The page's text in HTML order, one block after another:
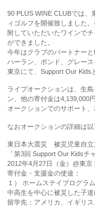
90 PLUS WINE CLUBでは
ィゴルフを開催致しました
附していただいたワインで
ができました。
今年はクラブのパートナーと
ハーラン、ボンド、グレー
東京にて、Support Our Kids
ライブオークションは、生
ン、他の寄付金は4,139,000
オークションでのサポート
なおオークションの詳細は以
東日本大震災 被災児童自立
「第3回 Support Our Kidsチ
2012年4月27日（金）@東京
寄付金・支援金の使途：
１） ホームステイプログラム
中高生を中心に被災した子
留学先：アメリカ、イギリ